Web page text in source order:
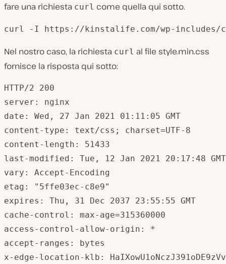
fare una richiesta curl come quella qui sotto.
curl -I https://kinstalife.com/wp-includes/
Nel nostro caso, la richiesta curl al file style.min.css
fornisce la risposta qui sotto:
HTTP/2 200
server: nginx
date: Wed, 27 Jan 2021 01:11:05 GMT
content-type: text/css; charset=UTF-8
content-length: 51433
last-modified: Tue, 12 Jan 2021 20:17:48 GMT
vary: Accept-Encoding
etag: "5ffe03ec-c8e9"
expires: Thu, 31 Dec 2037 23:55:55 GMT
cache-control: max-age=315360000
access-control-allow-origin: *
accept-ranges: bytes
x-edge-location-klb: